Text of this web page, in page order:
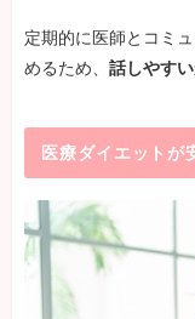
定期的に医師とコミ
めるため、 話しやす
医療ダイエットが